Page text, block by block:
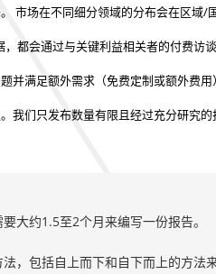
市场在不同细分领域的分布会在区域/
都会通过与关键利益相关者的付费访谈
并满足额外需求（免费定制或额外费用
我们只发布数量有限且经过充分研究的
大约1.5至2个月来编写一份报告。
，包括自上而下和自下而上的方法